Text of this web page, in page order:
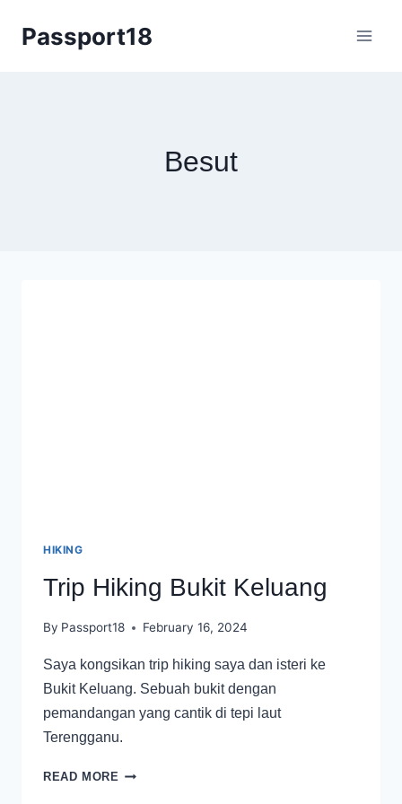
Passport18
Besut
HIKING
Trip Hiking Bukit Keluang
By Passport18 February 16, 2024
Saya kongsikan trip hiking saya dan isteri ke
Bukit Keluang. Sebuah bukit dengan
pemandangan yang cantik di tepi laut
Terengganu.
READ MORE TRIP